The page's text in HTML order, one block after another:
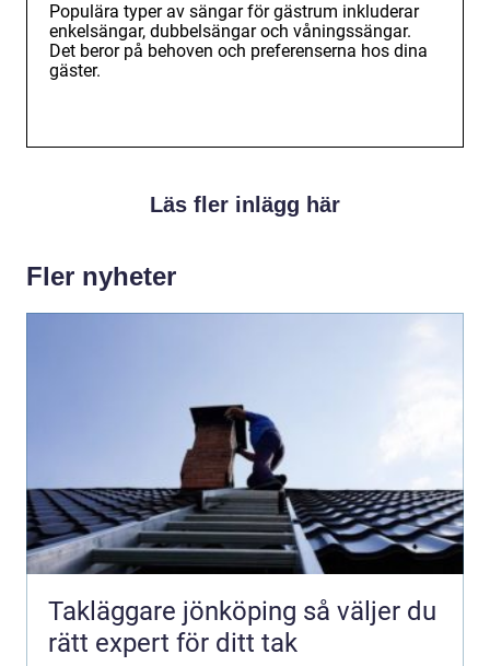
Populära typer av sängar för gästrum inkluderar
enkelsängar, dubbelsängar och våningssängar.
Det beror på behoven och preferenserna hos dina
gäster.
Läs fler inlägg här
Fler nyheter
Takläggare jönköping så väljer du
rätt expert för ditt tak